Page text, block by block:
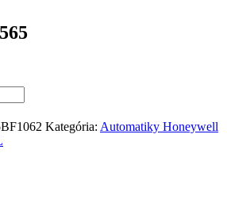
Kategória: Automatiky Honeywell